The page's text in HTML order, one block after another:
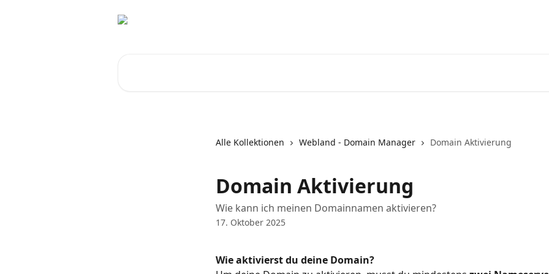
Alle Kollektionen Webland - Domain Manager Domain Aktivierung
Domain Aktivierung
Wie kann ich meinen Domainnamen aktivieren?
17. Oktober 2025
Wie aktivierst du deine Domain?